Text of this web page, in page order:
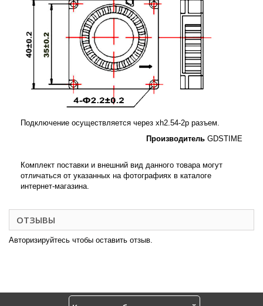
Подключение осуществляется через xh2.54-2p разъем.
Производитель GDSTIME
Комплект поставки и внешний вид данного товара могут
отличаться от указанных на фотографиях в каталоге
интернет-магазина.
ОТЗЫВЫ
Авторизируйтесь чтобы оставить отзыв.